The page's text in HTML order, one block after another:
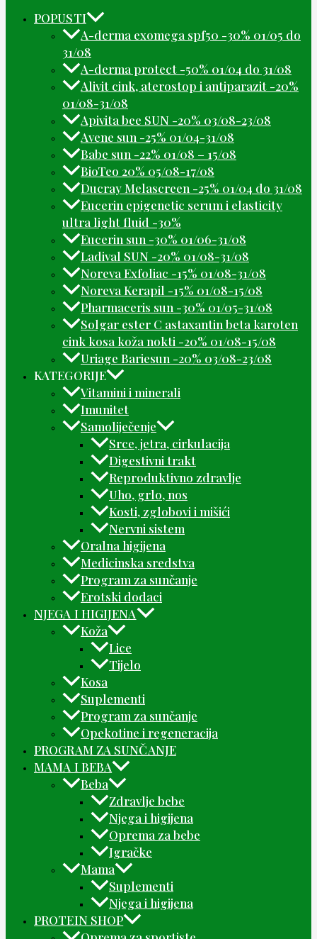
POPUSTI
A-derma exomega spf50 -30% 01/05 do
31/08
A-derma protect -50% 01/04 do 31/08
Alivit cink, aterostop i antiparazit -20%
01/08-31/08
Apivita bee SUN -20% 03/08-23/08
Avene sun -25% 01/04-31/08
Babe sun -22% 01/08 – 15/08
BioTeo 20% 05/08-17/08
Ducray Melascreen -25% 01/04 do 31/08
Eucerin epigenetic serum i elasticity
ultra light fluid -30%
Eucerin sun -30% 01/06-31/08
Ladival SUN -20% 01/08-31/08
Noreva Exfoliac -15% 01/08-31/08
Noreva Kerapil -15% 01/08-15/08
Pharmaceris sun -30% 01/05-31/08
Solgar ester C astaxantin beta karoten
cink kosa koža nokti -20% 01/08-15/08
Uriage Bariesun -20% 03/08-23/08
KATEGORIJE
Vitamini i minerali
Imunitet
Samoliječenje
Srce, jetra, cirkulacija
Digestivni trakt
Reproduktivno zdravlje
Uho, grlo, nos
Kosti, zglobovi i mišići
Nervni sistem
Oralna higijena
Medicinska sredstva
Program za sunčanje
Erotski dodaci
NJEGA I HIGIJENA
Koža
Lice
Tijelo
Kosa
Suplementi
Program za sunčanje
Opekotine i regeneracija
PROGRAM ZA SUNČANJE
MAMA I BEBA
Beba
Zdravlje bebe
Njega i higijena
Oprema za bebe
Igračke
Mama
Suplementi
Njega i higijena
PROTEIN SHOP